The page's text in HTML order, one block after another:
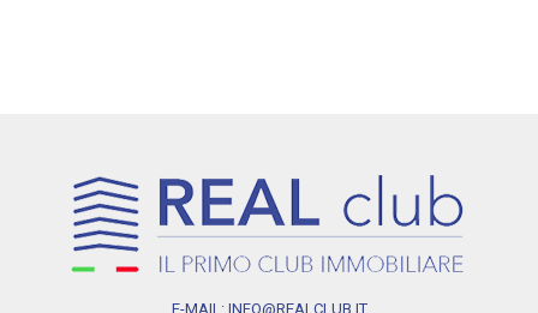
E-MAIL: INFO@REALCLUB.IT